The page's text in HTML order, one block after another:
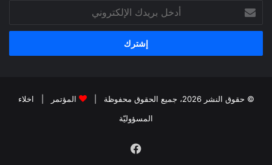
بريدك
الإلكتروني
© حقوق النشر 2026، جميع الحقوق محفوظة | المؤتمر
اخلاء
المسؤوليّة
فيسبوك